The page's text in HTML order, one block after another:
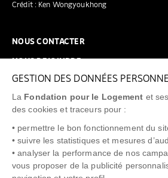
GESTION DES DONNÉES
La Fondation pour le Logement et
des cookies et traceurs pour :
• permettre le bon fonctionnement du
• suivre les statistiques et mesures
• analyser la performance de nos
vous proposer de la publicité
Crédit : Ken Wongyoukhong
NOUS CONTACTER
NOUS REJOINDRE
FAQ
NEWSLETTER
"Allô Prévention Expulsion"